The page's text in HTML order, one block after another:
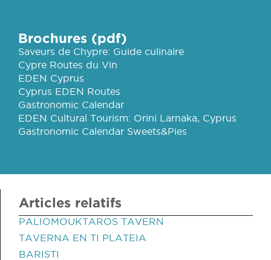
Brochures (pdf)
Saveurs de Chypre: Guide culinaire
Cypre Routes du Vin
EDEN Cyprus
Cyprus EDEN Routes
Gastronomic Calendar
EDEN Cultural Tourism: Orini Larnaka, Cyprus
Gastronomic Calendar Sweets&Pies
Articles relatifs
PALIOMOUKTAROS TAVERN
TAVERNA EN TI PLATEIA
BARISTI